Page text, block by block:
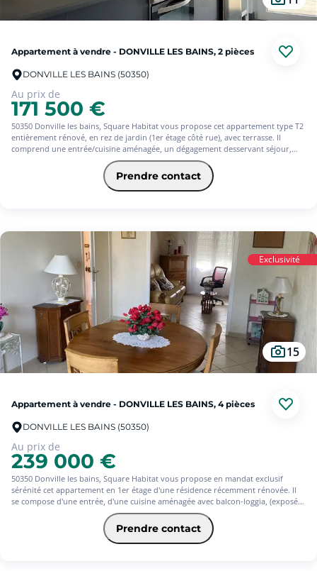
Appartement à vendre - DONVILLE LES BAINS, 2 pièces
DONVILLE LES BAINS (50350)
Au prix de
171 500 €
50350 Donville les bains, Square Habitat vous propose cet appartement type T2
entièrement rénové, en rez de jardin (1er étage côté rue), avec terrasse. Il
comprend une entrée/cuisine aménagée, un dégagement desservant séjour,
chambre, salle de bains et Wc indépendant. Clair et agréable, proche toutes
commodités. Le charme de l'ancien rénové.
Vendu loué avec un loyer mensuel de 600 .
Prendre contact
Exclusivité
15
Appartement à vendre - DONVILLE LES BAINS, 4 pièces
DONVILLE LES BAINS (50350)
Au prix de
239 000 €
50350 Donville les bains, Square Habitat vous propose en mandat exclusif
sérénité cet appartement en 1er étage d'une résidence récemment rénovée. Il
se compose d'une entrée, d'une cuisine aménagée avec balcon-loggia, (exposé
ouest) d'un séjour/salon, d'un dégagement desservant 2 chambres et un
débarras. Très bon état général, agréable à vivre, calme et lumineux et à
proximité des bus, commerces et gare de Granville, en plein centre de Donville.
Cet appartement dispose en outre d'un GARAGE et d'une CAVE privatives.
Prendre contact